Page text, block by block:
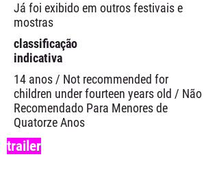
Já foi exibido em outros festivais e
mostras
classificação
indicativa
14 anos / Not recommended for
children under fourteen years old / Não
Recomendado Para Menores de
Quatorze Anos
trailer